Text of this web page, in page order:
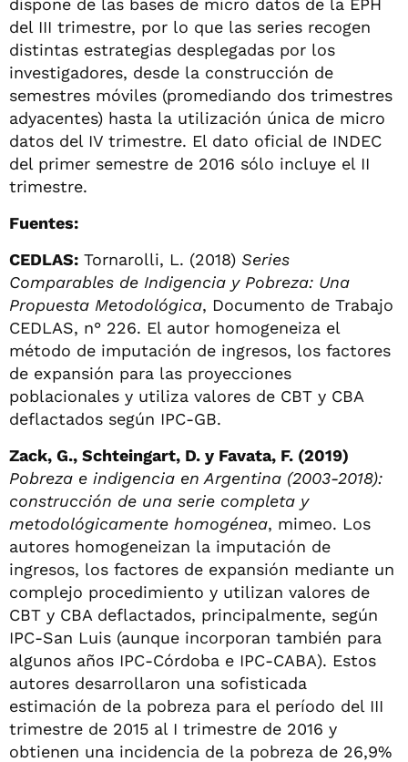
del III trimestre, por lo que las series recogen
distintas estrategias desplegadas por los
investigadores, desde la construcción de
semestres móviles (promediando dos trimestres
adyacentes) hasta la utilización única de micro
datos del IV trimestre. El dato oficial de INDEC
del primer semestre de 2016 sólo incluye el II
trimestre.
Fuentes:
CEDLAS: Tornarolli, L. (2018) Series
Comparables de Indigencia y Pobreza: Una
Propuesta Metodológica, Documento de Trabajo
CEDLAS, n° 226. El autor homogeneiza el
método de imputación de ingresos, los factores
de expansión para las proyecciones
poblacionales y utiliza valores de CBT y CBA
deflactados según IPC-GB.
Zack, G., Schteingart, D. y Favata, F. (2019)
Pobreza e indigencia en Argentina (2003-2018):
construcción de una serie completa y
metodológicamente homogénea, mimeo. Los
autores homogeneizan la imputación de
ingresos, los factores de expansión mediante un
complejo procedimiento y utilizan valores de
CBT y CBA deflactados, principalmente, según
IPC-San Luis (aunque incorporan también para
algunos años IPC-Córdoba e IPC-CABA). Estos
autores desarrollaron una sofisticada
estimación de la pobreza para el período del III
trimestre de 2015 al I trimestre de 2016 y
obtienen una incidencia de la pobreza de 26,9%